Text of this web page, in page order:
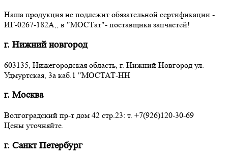
Наша продукция не подлежит обязательной сертификации -
ИГ-0267-182А,, в "МОСТат"- поставщика запчастей!
г. Нижний новгород
603135, Нижегородская область, г. Нижний Новгород ул.
Удмуртская, 3a каб.1 "МОСТАТ-НН
г. Москва
Волгоградский пр-т дом 42 стр.23: т. +7(926)120-30-69
Цены уточняйте.
г. Санкт Петербург